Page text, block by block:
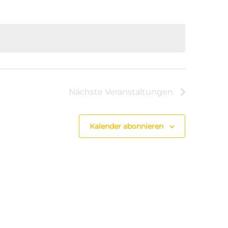
Nächste Veranstaltungen
Kalender abonnieren